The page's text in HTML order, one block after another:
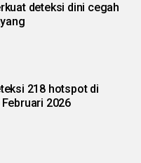
deteksi dini cegah
218 hotspot di
2026